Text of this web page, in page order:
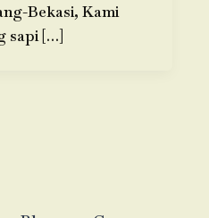
Bekasi, Kami
sapi […]